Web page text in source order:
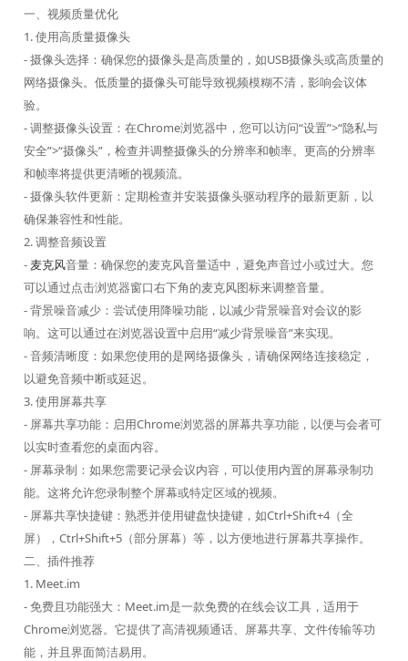
一、视频质量优化
1. 使用高质量摄像头
- 摄像头选择：确保您的摄像头是高质量的，如USB摄像头或高质量的
网络摄像头。低质量的摄像头可能导致视频模糊不清，影响会议体
验。
- 调整摄像头设置：在Chrome浏览器中，您可以访问“设置”>“隐私与
安全”>“摄像头”，检查并调整摄像头的分辨率和帧率。更高的分辨率
和帧率将提供更清晰的视频流。
- 摄像头软件更新：定期检查并安装摄像头驱动程序的最新更新，以
确保兼容性和性能。
2. 调整音频设置
- 麦克风音量：确保您的麦克风音量适中，避免声音过小或过大。您
可以通过点击浏览器窗口右下角的麦克风图标来调整音量。
- 背景噪音减少：尝试使用降噪功能，以减少背景噪音对会议的影
响。这可以通过在浏览器设置中启用“减少背景噪音”来实现。
- 音频清晰度：如果您使用的是网络摄像头，请确保网络连接稳定，
以避免音频中断或延迟。
3. 使用屏幕共享
- 屏幕共享功能：启用Chrome浏览器的屏幕共享功能，以便与会者可
以实时查看您的桌面内容。
- 屏幕录制：如果您需要记录会议内容，可以使用内置的屏幕录制功
能。这将允许您录制整个屏幕或特定区域的视频。
- 屏幕共享快捷键：熟悉并使用键盘快捷键，如Ctrl+Shift+4（全
屏），Ctrl+Shift+5（部分屏幕）等，以方便地进行屏幕共享操作。
二、插件推荐
1. Meet.im
- 免费且功能强大：Meet.im是一款免费的在线会议工具，适用于
Chrome浏览器。它提供了高清视频通话、屏幕共享、文件传输等功
能，并且界面简洁易用。